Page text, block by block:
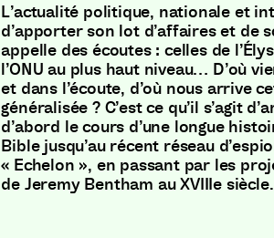
L’actualité politique, nationale et
d’apporter son lot d’affaires et de
appelle des écoutes : celles de
l’ONU au plus haut niveau… D’où
et dans l’écoute, d’où nous arrive
généralisée ? C’est ce qu’il s’agit
d’abord le cours d’une longue
Bible jusqu’au récent réseau
« Echelon », en passant par les
de Jeremy Bentham au XVIIIe siècle.